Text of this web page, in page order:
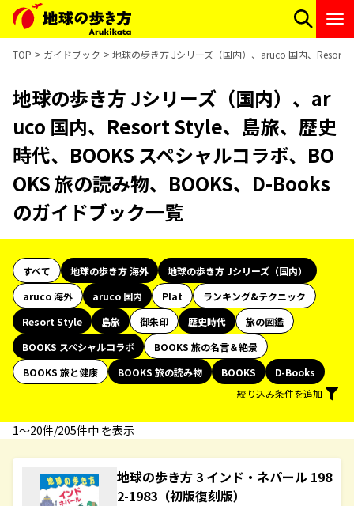
TOP ガイドブック 地球の歩き方 Jシリーズ（国内）、aruco 国内、Resort
地球の歩き方 Jシリーズ（国内）、ar
uco 国内、Resort Style、島旅、歴史
時代、BOOKS スペシャルコラボ、BO
OKS 旅の読み物、BOOKS、D-Books
のガイドブック一覧
すべて 地球の歩き方 海外
地球の歩き方 Jシリーズ（国内）
aruco 海外
aruco 国内 Plat
ランキング&テクニック
Resort Style
島旅 御朱印 歴史時代
旅の図鑑
BOOKS スペシャルコラボ
BOOKS 旅の名言＆絶景
BOOKS 旅と健康
BOOKS 旅の読み物 BOOKS
D-Books
絞り込み条件を追加
1〜20件/205件中 を表示
地球の歩き方 3 インド・ネパール 198
2-1983（初版復刻版）